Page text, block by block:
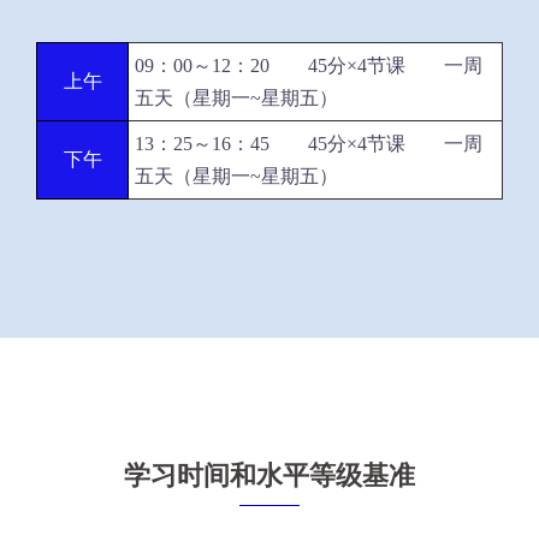
上午
09：00～12：20 45分×4节课 一周
五天（星期一~星期五）
下午
13：25～16：45 45分×4节课 一周
五天（星期一~星期五）
学习时间和水平等级基准